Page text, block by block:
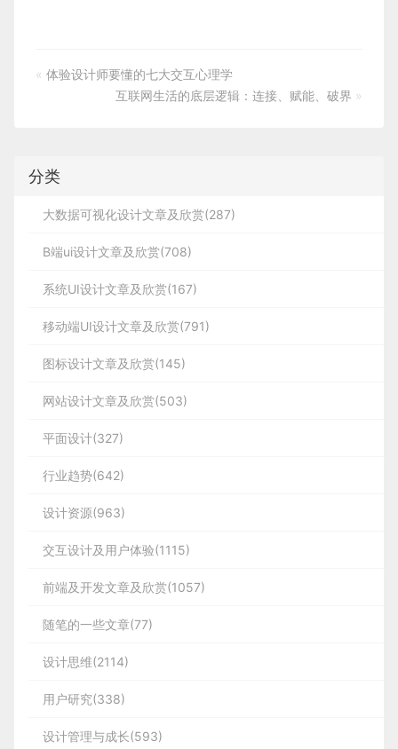
« 体验设计师要懂的七大交互心理学
互联网生活的底层逻辑：连接、赋能、破界 »
分类
大数据可视化设计文章及欣赏(287)
B端ui设计文章及欣赏(708)
系统UI设计文章及欣赏(167)
移动端UI设计文章及欣赏(791)
图标设计文章及欣赏(145)
网站设计文章及欣赏(503)
平面设计(327)
行业趋势(642)
设计资源(963)
交互设计及用户体验(1115)
前端及开发文章及欣赏(1057)
随笔的一些文章(77)
设计思维(2114)
用户研究(338)
设计管理与成长(593)